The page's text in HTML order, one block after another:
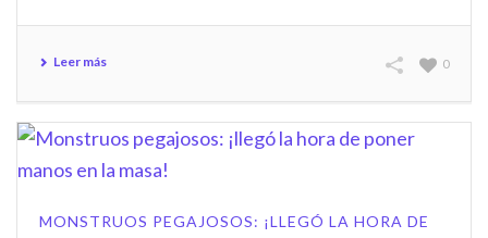
Leer más 0
MONSTRUOS PEGAJOSOS: ¡LLEGÓ LA HORA DE